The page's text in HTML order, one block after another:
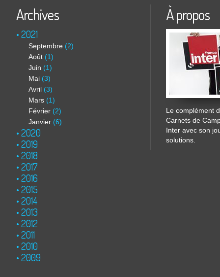
Archives
2021
Septembre (2)
Août (1)
Juin (1)
Mai (3)
Avril (3)
Mars (1)
Février (2)
Janvier (6)
2020
2019
2018
2017
2016
2015
2014
2013
2012
2011
2010
2009
À propos
Le complément
Carnets de
Inter avec son
solutions.